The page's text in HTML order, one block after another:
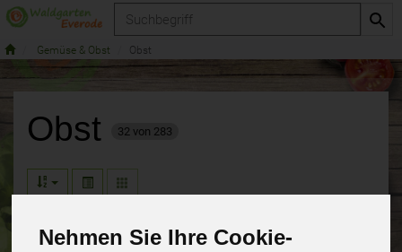
Nehmen Sie Ihre Cookie-
Produkt
Gemüse & Obst Obst
Obst 32 von 283